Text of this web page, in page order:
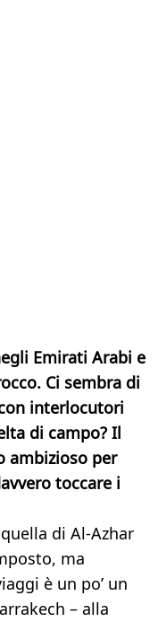
Emirati Arabi e
Ci sembra di
interlocutori
di campo? Il
ambizioso per
toccare i
di Al-Azhar
ma
è un po’ un
– alla